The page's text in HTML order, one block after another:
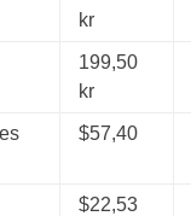
kr
199,50
kr
$57,40
$22,53